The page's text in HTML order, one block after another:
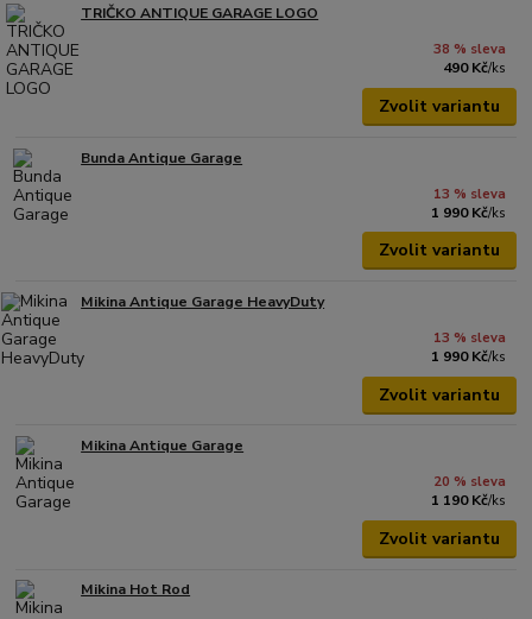
TRIČKO ANTIQUE GARAGE LOGO
38 % sleva
490 Kč/ks
Zvolit variantu
Bunda Antique Garage
13 % sleva
1 990 Kč/ks
Zvolit variantu
Mikina Antique Garage HeavyDuty
13 % sleva
1 990 Kč/ks
Zvolit variantu
Mikina Antique Garage
20 % sleva
1 190 Kč/ks
Zvolit variantu
Mikina Hot Rod